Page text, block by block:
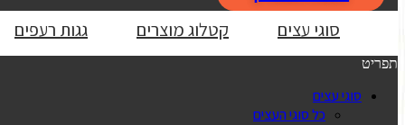
סוגי עצים קטלוג מוצרים גגות רעפים
תפריט
סוגי עצים
כל סוגי העצים